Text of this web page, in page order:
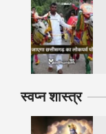
स्वप्न शास्त्र